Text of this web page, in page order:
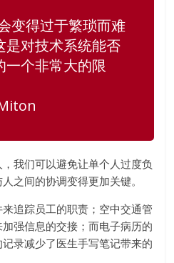
变得过于繁琐而难
是对技术系统能否
一个非常大的限
我们可以避免让单个人过度负
之间的协调变得更加关键。
追踪员工的职责；空中交通管
强信息的交接；而电子病历的
录减少了医生手写笔记带来的